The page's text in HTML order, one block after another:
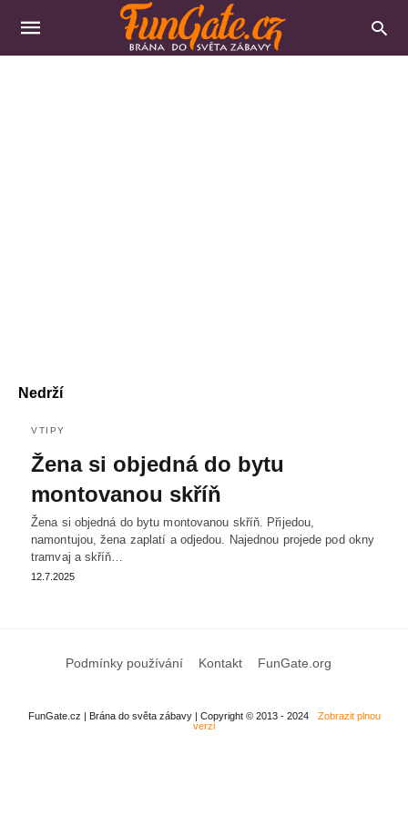
Nedrží
VTIPY
Žena si objedná do bytu
montovanou skříň
Žena si objedná do bytu montovanou skříň. Přijedou,
namontujou, žena zaplatí a odjedou. Najednou projede pod okny
tramvaj a skříň…
12.7.2025
Podmínky používání Kontakt FunGate.org
FunGate.cz | Brána do světa zábavy | Copyright © 2013 - 2024
Zobrazit plnou
verzi